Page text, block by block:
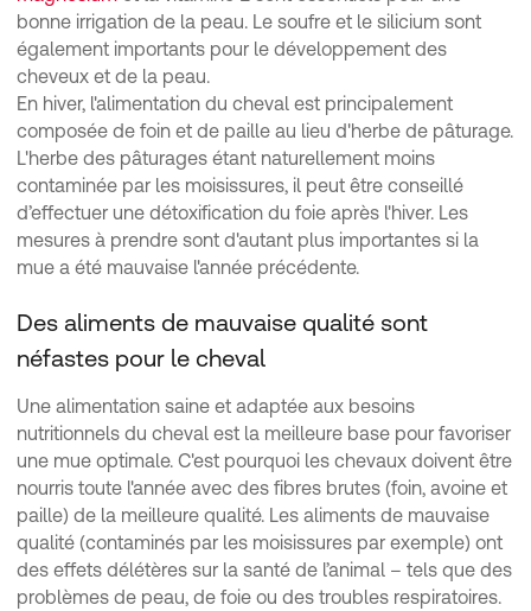
bonne irrigation de la peau. Le soufre et le silicium sont
également importants pour le développement des
cheveux et de la peau.
En hiver, l'alimentation du cheval est principalement
composée de foin et de paille au lieu d'herbe de pâturage.
L'herbe des pâturages étant naturellement moins
contaminée par les moisissures, il peut être conseillé
d’effectuer une détoxification du foie après l'hiver. Les
mesures à prendre sont d'autant plus importantes si la
mue a été mauvaise l'année précédente.
Des aliments de mauvaise qualité sont
néfastes pour le cheval
Une alimentation saine et adaptée aux besoins
nutritionnels du cheval est la meilleure base pour favoriser
une mue optimale. C'est pourquoi les chevaux doivent être
nourris toute l'année avec des fibres brutes (foin, avoine et
paille) de la meilleure qualité. Les aliments de mauvaise
qualité (contaminés par les moisissures par exemple) ont
des effets délétères sur la santé de l’animal – tels que des
problèmes de peau, de foie ou des troubles respiratoires.